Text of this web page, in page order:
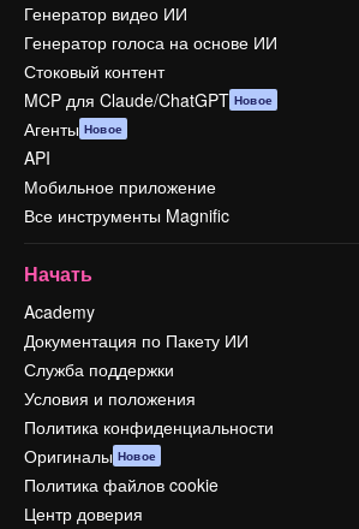
Генератор видео ИИ
Генератор голоса на основе ИИ
Стоковый контент
MCP для Claude/ChatGPT Новое
Агенты Новое
API
Мобильное приложение
Все инструменты Magnific
Начать
Academy
Документация по Пакету ИИ
Служба поддержки
Условия и положения
Политика конфиденциальности
Оригиналы Новое
Политика файлов cookie
Центр доверия